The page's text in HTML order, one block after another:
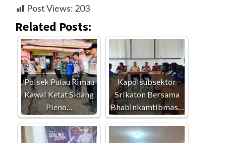
Post Views: 203
Related Posts:
Polsek Pulau Rimau
Kawal Ketat Sidang
Pleno…
Kapolsubsektor
Srikaton Bersama
Bhabinkamtibmas…